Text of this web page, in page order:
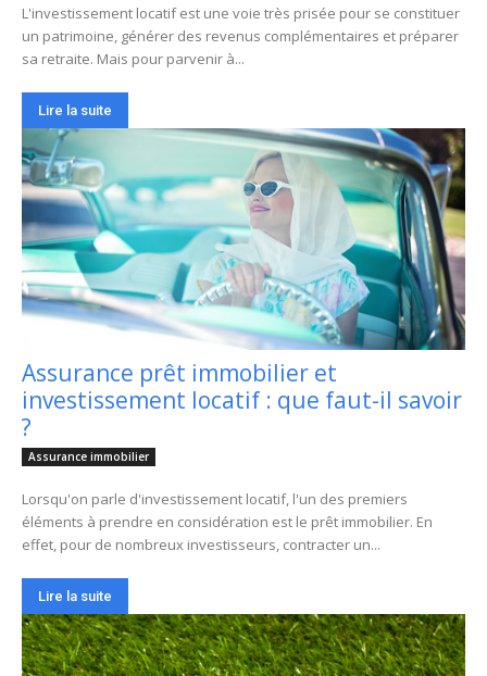
L'investissement locatif est une voie très prisée pour se constituer
un patrimoine, générer des revenus complémentaires et préparer
sa retraite. Mais pour parvenir à...
Lire la suite
Assurance prêt immobilier et
investissement locatif : que faut-il savoir
?
Assurance immobilier
Lorsqu'on parle d'investissement locatif, l'un des premiers
éléments à prendre en considération est le prêt immobilier. En
effet, pour de nombreux investisseurs, contracter un...
Lire la suite